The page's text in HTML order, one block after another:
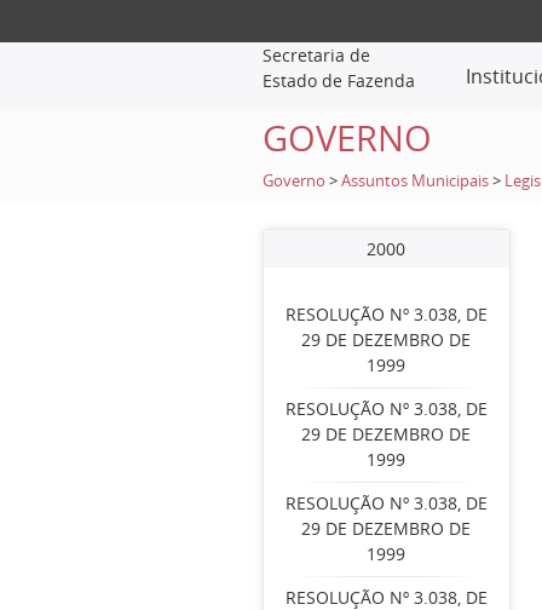
Secretaria de
Estado de Fazenda
GOVERNO
Governo >Assuntos Municipais >
2000
RESOLUÇÃO Nº 3.038, DE
29 DE DEZEMBRO DE
1999
RESOLUÇÃO Nº 3.038, DE
29 DE DEZEMBRO DE
1999
RESOLUÇÃO Nº 3.038, DE
29 DE DEZEMBRO DE
1999
RESOLUÇÃO Nº 3.038, DE